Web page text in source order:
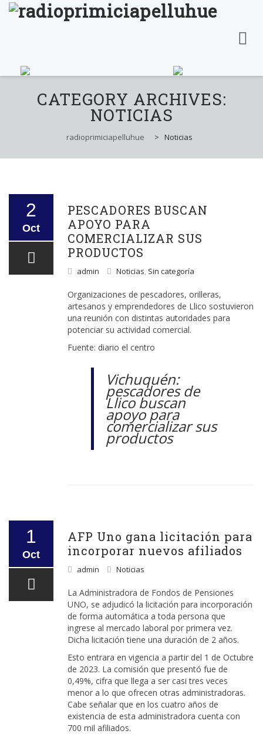
CATEGORY ARCHIVES:
NOTICIAS
radioprimiciapelluhue > Noticias
2
Oct
PESCADORES BUSCAN
APOYO PARA
COMERCIALIZAR SUS
PRODUCTOS
admin Noticias, Sin categoría
Organizaciones de pescadores, orilleras,
artesanos y emprendedores de Llico sostuvieron
una reunión con distintas autoridades para
potenciar su actividad comercial.
Fuente: diario el centro
Vichuquén:
pescadores de
Llico buscan
apoyo para
comercializar sus
productos
1
Oct
AFP Uno gana licitación para
incorporar nuevos afiliados
admin Noticias
La Administradora de Fondos de Pensiones
UNO, se adjudicó la licitación para incorporación
de forma automática a toda persona que
ingrese al mercado laboral por primera vez.
Dicha licitación tiene una duración de 2 años.
Esto entrara en vigencia a partir del 1 de Octubre
de 2023. La comisión que presentó fue de
0,49%, cifra que llega a ser casi tres veces
menor a lo que ofrecen otras administradoras.
Cabe señalar que en los cuatro años de
existencia de esta administradora cuenta con
700 mil afiliados.